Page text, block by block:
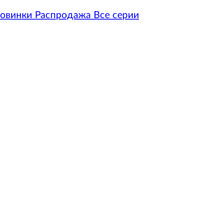
Распродажа Все серии